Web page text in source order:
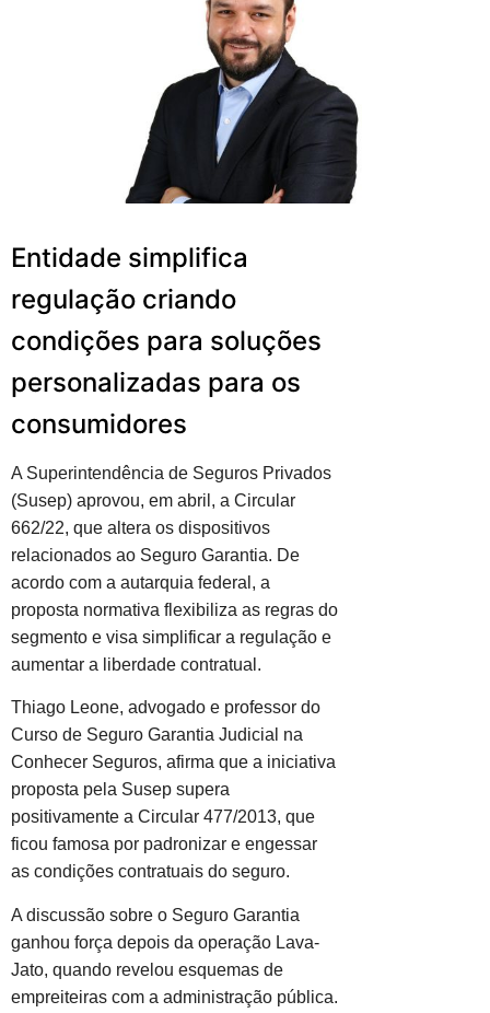
Entidade simplifica
regulação criando
condições para soluções
personalizadas para os
consumidores
A Superintendência de Seguros Privados
(Susep) aprovou, em abril, a Circular
662/22, que altera os dispositivos
relacionados ao Seguro Garantia. De
acordo com a autarquia federal, a
proposta normativa flexibiliza as regras do
segmento e visa simplificar a regulação e
aumentar a liberdade contratual.
Thiago Leone, advogado e professor do
Curso de Seguro Garantia Judicial na
Conhecer Seguros, afirma que a iniciativa
proposta pela Susep supera
positivamente a Circular 477/2013, que
ficou famosa por padronizar e engessar
as condições contratuais do seguro.
A discussão sobre o Seguro Garantia
ganhou força depois da operação Lava-
Jato, quando revelou esquemas de
empreiteiras com a administração pública.